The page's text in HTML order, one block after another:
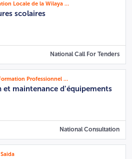
DAL - Direction de l'Administration Locale de la Wilaya de Batna
scolaires
National Call For Tenders
Centre National Spécialisé en Formation Professionnel de la Wilaya de Tiaret
et maintenance d'équipements
National Consultation